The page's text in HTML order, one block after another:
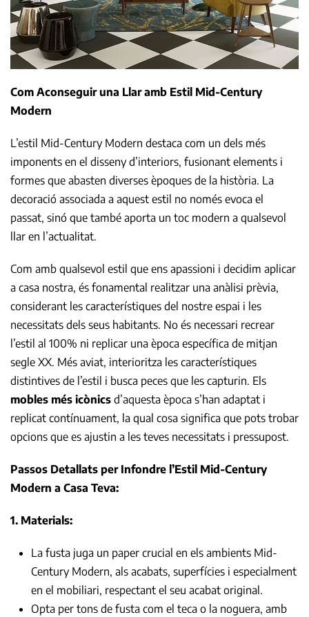
Com Aconseguir una Llar amb Estil Mid-Century
Modern
L’estil Mid-Century Modern destaca com un dels més
imponents en el disseny d’interiors, fusionant elements i
formes que abasten diverses èpoques de la història. La
decoració associada a aquest estil no només evoca el
passat, sinó que també aporta un toc modern a qualsevol
llar en l’actualitat.
Com amb qualsevol estil que ens apassioni i decidim aplicar
a casa nostra, és fonamental realitzar una anàlisi prèvia,
considerant les característiques del nostre espai i les
necessitats dels seus habitants. No és necessari recrear
l’estil al 100% ni replicar una època específica de mitjan
segle XX. Més aviat, interioritza les característiques
distintives de l’estil i busca peces que les capturin. Els
mobles més icònics d’aquesta època s’han adaptat i
replicat contínuament, la qual cosa significa que pots trobar
opcions que es ajustin a les teves necessitats i pressupost.
Passos Detallats per Infondre l’Estil Mid-Century
Modern a Casa Teva:
1. Materials:
La fusta juga un paper crucial en els ambients Mid-
Century Modern, als acabats, superfícies i especialment
en el mobiliari, respectant el seu acabat original.
Opta per tons de fusta com el teca o la noguera, amb